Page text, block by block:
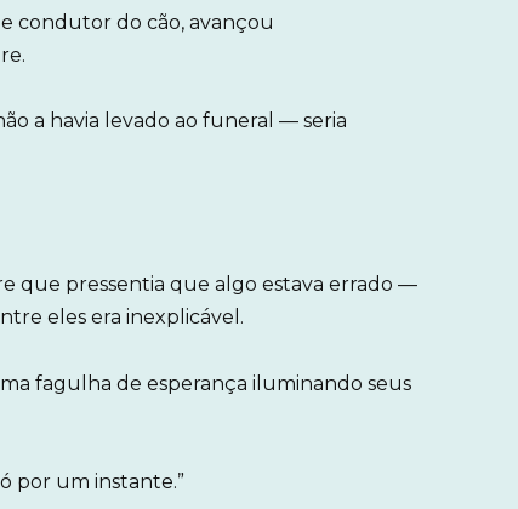
condutor do cão, avançou
a havia levado ao funeral — seria
que pressentia que algo estava errado —
eles era inexplicável.
fagulha de esperança iluminando seus
por um instante.”